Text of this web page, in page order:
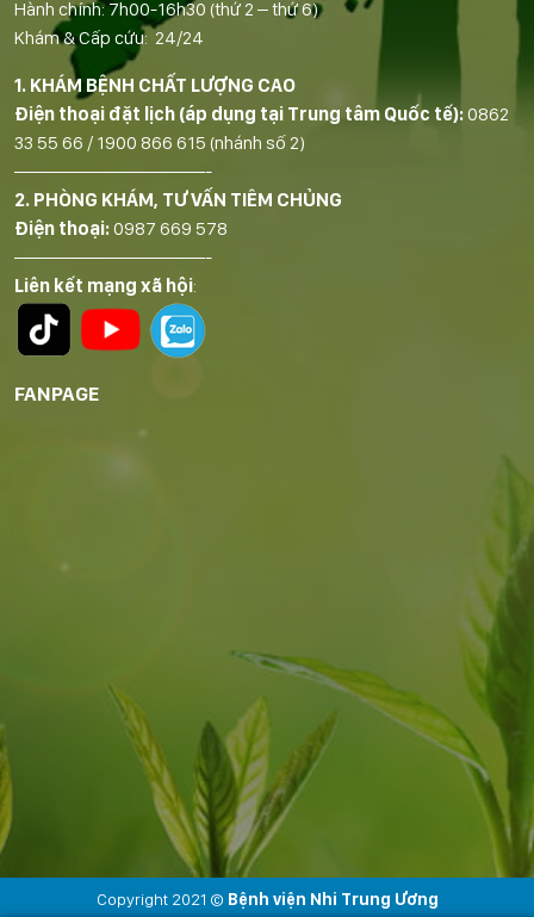
Hành chính: 7h00-16h30 (thứ 2 – thứ 6)
Khám & Cấp cứu: 24/24
1. KHÁM BỆNH CHẤT LƯỢNG CAO
Điện thoại đặt lịch (áp dụng tại Trung tâm Quốc tế):0862
33 55 66 / 1900 866 615 (nhánh số 2)
——————————-
2. PHÒNG KHÁM, TƯ VẤN TIÊM CHỦNG
Điện thoại:0987 669 578
——————————-
Liên kết mạng xã hội:
FANPAGE
Copyright 2021 © Bệnh viện Nhi Trung Ương